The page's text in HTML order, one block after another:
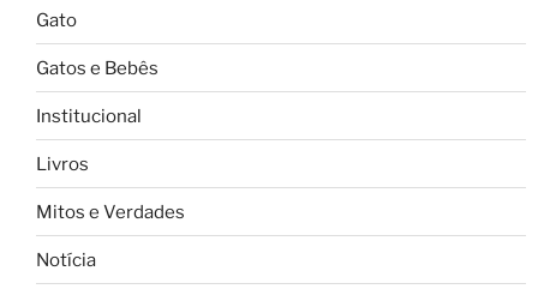
Gato
Gatos e Bebês
Institucional
Livros
Mitos e Verdades
Notícia